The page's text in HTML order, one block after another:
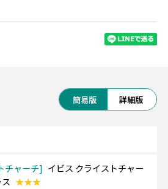
テゴリ
2名1室利用
指定なし
ウン
件 同等クラス ホテルリスト
イプ
ツインまたはダブル
簡易版 詳細版
チャーチ
イビス クライストチャー
★★★